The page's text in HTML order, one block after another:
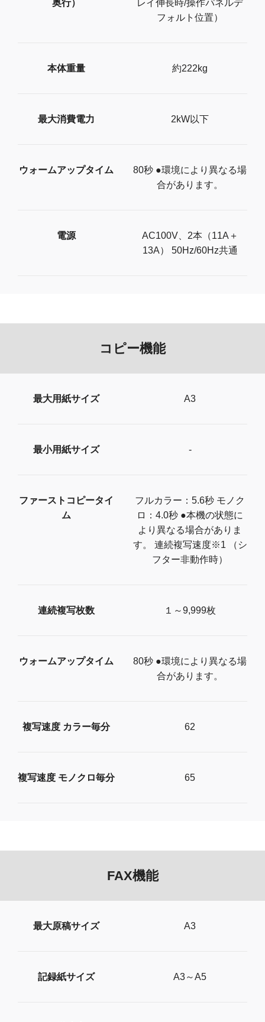
奥行）
レイ伸長時/操作パネルデ
フォルト位置）
本体重量 約222kg
最大消費電力 2kW以下
ウォームアップタイム
80秒 ●環境により異なる場
合があります。
電源
AC100V、2本（11A＋
13A） 50Hz/60Hz共通
コピー機能
最大用紙サイズ A3
最小用紙サイズ -
ファーストコピータイ
ム
フルカラー：5.6秒 モノク
ロ：4.0秒 ●本機の状態に
より異なる場合がありま
す。 連続複写速度※1 （シ
フター非動作時）
連続複写枚数 １～9,999枚
ウォームアップタイム
80秒 ●環境により異なる場
合があります。
複写速度 カラー毎分 62
複写速度 モノクロ毎分 65
FAX機能
最大原稿サイズ A3
記録紙サイズ A3～A5